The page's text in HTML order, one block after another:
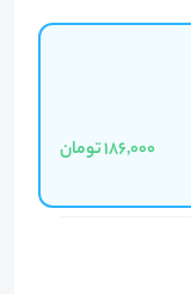
186,000 تومان